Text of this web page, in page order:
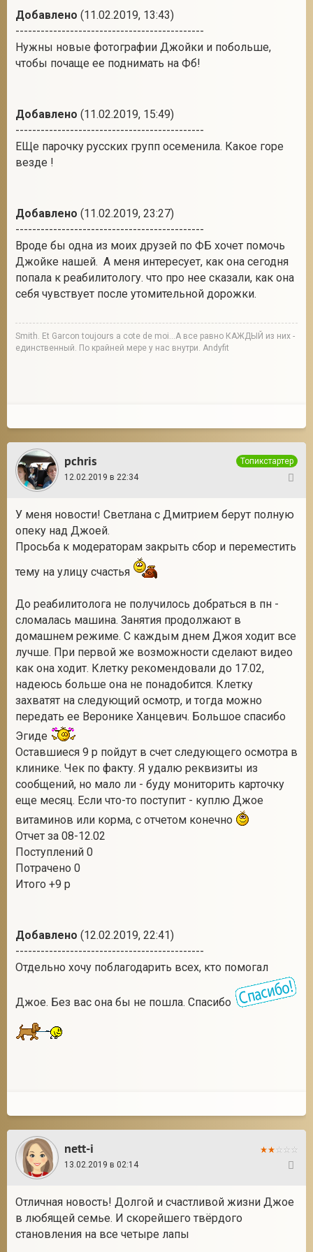
Добавлено (11.02.2019, 13:43)
---------------------------------------------
Нужны новые фотографии Джойки и побольше,
чтобы почаще ее поднимать на Фб!
Добавлено (11.02.2019, 15:49)
---------------------------------------------
ЕЩе парочку русских групп осеменила. Какое горе
везде !
Добавлено (11.02.2019, 23:27)
---------------------------------------------
Вроде бы одна из моих друзей по ФБ хочет помочь
Джойке нашей. А меня интересует, как она сегодня
попала к реабилитологу. что про нее сказали, как она
себя чувствует после утомительной дорожки.
Smith. Et Garcon toujours a cote de moi...А все равно КАЖДЫЙ из них -
единственный. По крайней мере у нас внутри. Andyfit
pchris
Топикстартер
12.02.2019 в 22:34
У меня новости! Светлана с Дмитрием берут полную
опеку над Джоей.
Просьба к модераторам закрыть сбор и переместить
тему на улицу счастья
До реабилитолога не получилось добраться в пн -
сломалась машина. Занятия продолжают в
домашнем режиме. С каждым днем Джоя ходит все
лучше. При первой же возможности сделают видео
как она ходит. Клетку рекомендовали до 17.02,
надеюсь больше она не понадобится. Клетку
захватят на следующий осмотр, и тогда можно
передать ее Веронике Ханцевич. Большое спасибо
Эгиде
Оставшиеся 9 р пойдут в счет следующего осмотра в
клинике. Чек по факту. Я удалю реквизиты из
сообщений, но мало ли - буду мониторить карточку
еще месяц. Если что-то поступит - куплю Джое
витаминов или корма, с отчетом конечно
Отчет за 08-12.02
Поступлений 0
Потрачено 0
Итого +9 р
Добавлено (12.02.2019, 22:41)
---------------------------------------------
Отдельно хочу поблагодарить всех, кто помогал
Джое. Без вас она бы не пошла. Спасибо
nett-i
13.02.2019 в 02:14
Отличная новость! Долгой и счастливой жизни Джое
в любящей семье. И скорейшего твёрдого
становления на все четыре лапы